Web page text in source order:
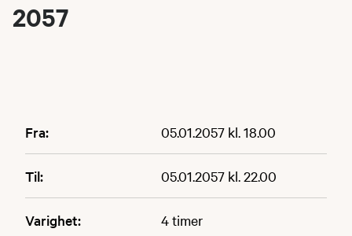
2057
Fra: 05.01.2057 kl. 18.00
Til: 05.01.2057 kl. 22.00
Varighet: 4 timer